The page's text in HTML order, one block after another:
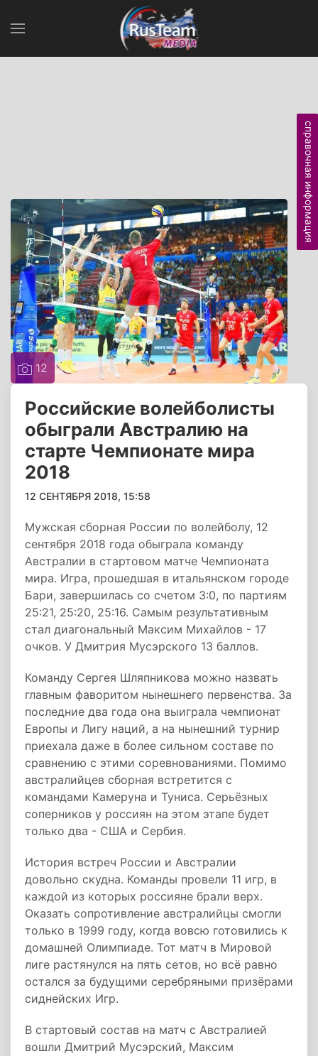
12
Российские волейболисты
обыграли Австралию на
старте Чемпионате мира
2018
12 СЕНТЯБРЯ 2018, 15:58
Мужская сборная России по волейболу, 12
сентября 2018 года обыграла команду
Австралии в стартовом матче Чемпионата
мира. Игра, прошедшая в итальянском городе
Бари, завершилась со счетом 3:0, по партиям
25:21, 25:20, 25:16. Самым результативным
стал диагональный Максим Михайлов - 17
очков. У Дмитрия Мусэрского 13 баллов.
Команду Сергея Шляпникова можно назвать
главным фаворитом нынешнего первенства. За
последние два года она выиграла чемпионат
Европы и Лигу наций, а на нынешний турнир
приехала даже в более сильном составе по
сравнению с этими соревнованиями. Помимо
австралийцев сборная встретится с
командами Камеруна и Туниса. Серьёзных
соперников у россиян на этом этапе будет
только два - США и Сербия.
История встреч России и Австралии
довольно скудна. Команды провели 11 игр, в
каждой из которых россияне брали верх.
Оказать сопротивление австралийцы смогли
только в 1999 году, когда вовсю готовились к
домашней Олимпиаде. Тот матч в Мировой
лиге растянулся на пять сетов, но всё равно
остался за будущими серебряными призёрами
сиднейских Игр.
В стартовый состав на матч с Австралией
вошли Дмитрий Мусэрский, Максим
справочная информация